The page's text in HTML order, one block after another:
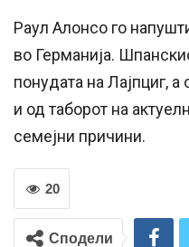
Раул Алонсо го
во Германија.
понудата на Лајпциг, а
и од таборот на
семејни причини.
20
Сподели